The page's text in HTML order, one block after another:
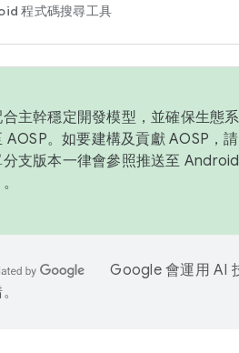
程式碼搜尋工具
主幹穩定開發模型，並確保生態
AOSP。如要建構及貢獻 AOSP，
支版本一律會參照推送至
Google 會運用 AI